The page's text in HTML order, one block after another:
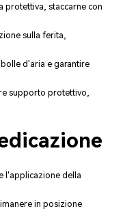
protettiva, staccarne con
sulla ferita,
d'aria e garantire
supporto protettivo,
l'applicazione della
in posizione